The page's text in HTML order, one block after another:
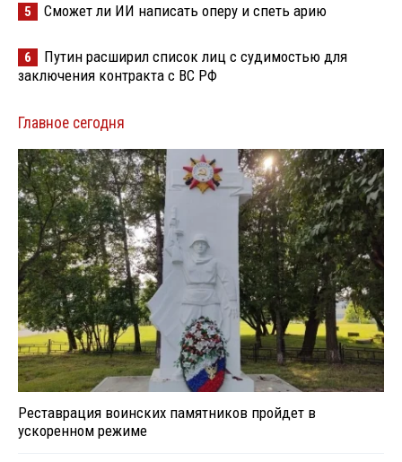
5 Сможет ли ИИ написать оперу и спеть арию
6
Путин расширил список лиц с судимостью для
заключения контракта с ВС РФ
Главное сегодня
Реставрация воинских памятников пройдет в
ускоренном режиме